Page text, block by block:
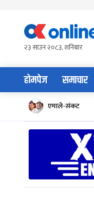
content२३ साउन २०८३, शनिबार
होमपेज समाचार
एमाले-संकट